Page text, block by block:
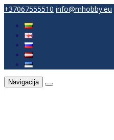
+37067555510 info@mhobby.eu
Navigacija